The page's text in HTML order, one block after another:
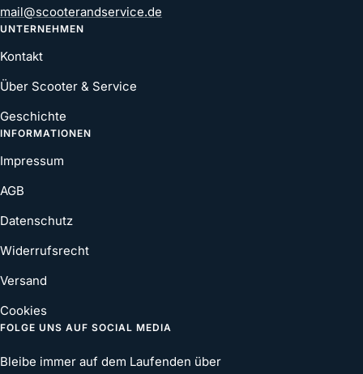
mail@scooterandservice.de
UNTERNEHMEN
Kontakt
Über Scooter & Service
Geschichte
INFORMATIONEN
Impressum
AGB
Datenschutz
Widerrufsrecht
Versand
Cookies
FOLGE UNS AUF SOCIAL MEDIA
Bleibe immer auf dem Laufenden über